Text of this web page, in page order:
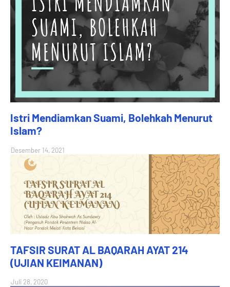
Istri Mendiamkan Suami, Bolehkah Menurut
Islam?
Desember 14, 2021
TAFSIR SURAT AL BAQARAH AYAT 214
(UJIAN KEIMANAN)
Juli 28, 2020